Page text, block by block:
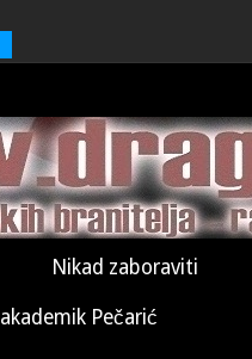
Nikad zaboraviti
akademik Pečarić